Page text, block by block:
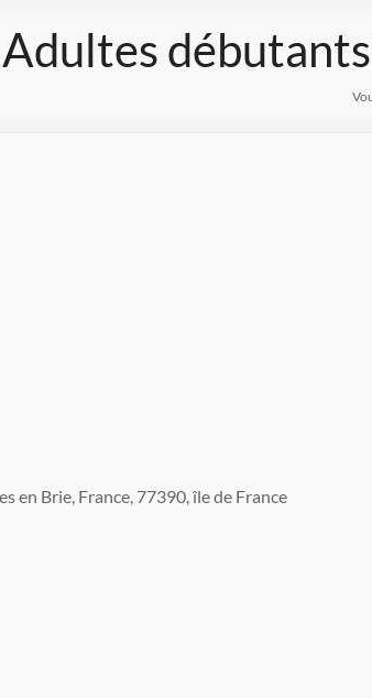
débutants
en Brie, France, 77390, île de France